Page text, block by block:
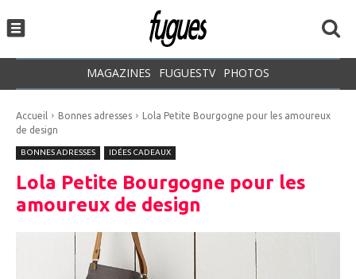
MAGAZINES FUGUESTV PHOTOS
Accueil Bonnes adresses
Lola Petite Bourgogne pour les amoureux
de design
BONNES ADRESSES IDÉES CADEAUX
Lola Petite Bourgogne pour les
amoureux de design